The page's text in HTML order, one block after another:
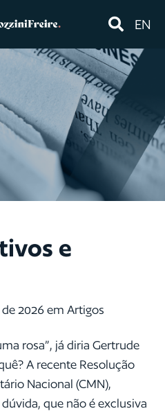
EN
e
2026 em Artigos
rosa”, já diria Gertrude
A recente Resolução
Nacional (CMN),
que não é exclusiva